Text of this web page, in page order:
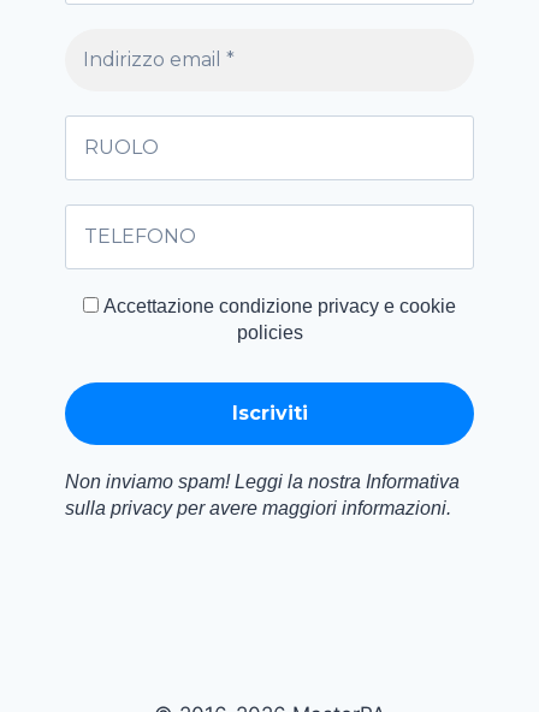
Accettazione condizione privacy e cookie
policies
Non inviamo spam! Leggi la nostra Informativa
sulla privacy per avere maggiori informazioni.